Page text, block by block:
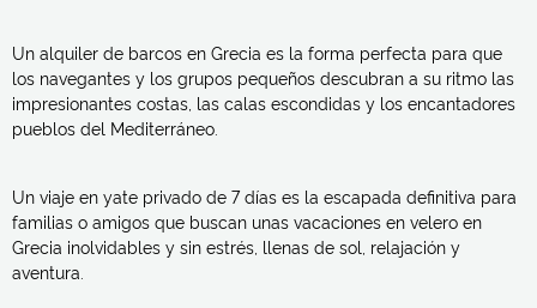
Un alquiler de barcos en Grecia es la forma perfecta para que
los navegantes y los grupos pequeños descubran a su ritmo las
impresionantes costas, las calas escondidas y los encantadores
pueblos del Mediterráneo.
Un viaje en yate privado de 7 días es la escapada definitiva para
familias o amigos que buscan unas vacaciones en velero en
Grecia inolvidables y sin estrés, llenas de sol, relajación y
aventura.